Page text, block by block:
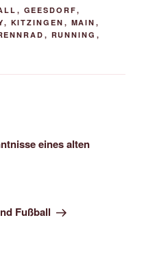
, GEESDORF,
, KITZINGEN , MAIN ,
, RUNNING ,
eines alten
Fußball